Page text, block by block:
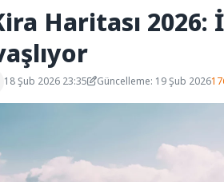
Haritası
18 Şub 2026 23:35 Güncelleme: 19 Şub 2026